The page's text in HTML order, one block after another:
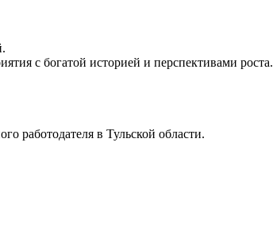
с богатой историей и перспективами роста.
работодателя в Тульской области.